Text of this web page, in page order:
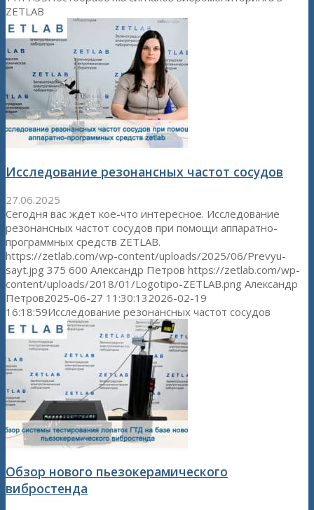
ZETLAB
Исследование резонансных частот сосудов
27.06.2025
Сегодня вас ждет кое-что интересное. Исследование
резонансных частот сосудов при помощи аппаратно-
программных средств ZETLAB.
https://zetlab.com/wp-content/uploads/2025/06/Prevyu-
sayt.jpg 375 600 Александр Петров https://zetlab.com/wp-
content/uploads/2018/01/Logotipo-ZETLAB.png Александр
Петров2025-06-27 11:30:132026-02-19
16:18:59Исследование резонансных частот сосудов
Обзор нового пьезокерамического
вибростенда